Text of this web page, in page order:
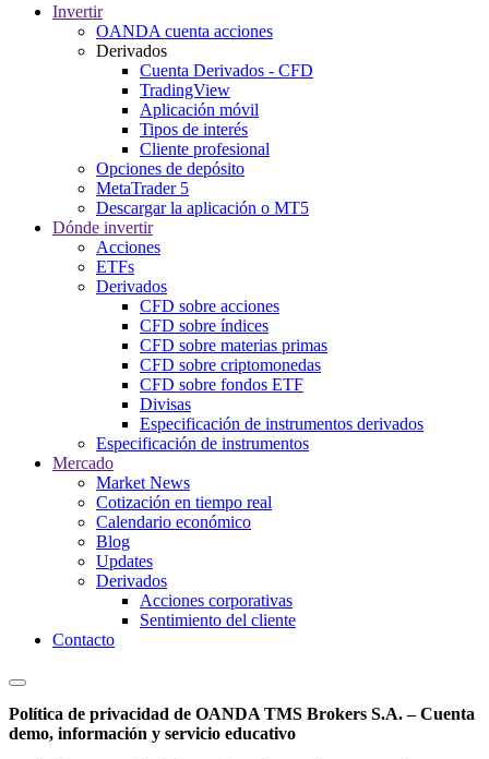
Invertir
OANDA cuenta acciones
Derivados
Cuenta Derivados - CFD
TradingView
Aplicación móvil
Tipos de interés
Cliente profesional
Opciones de depósito
MetaTrader 5
Descargar la aplicación o MT5
Dónde invertir
Acciones
ETFs
Derivados
CFD sobre acciones
CFD sobre índices
CFD sobre materias primas
CFD sobre criptomonedas
CFD sobre fondos ETF
Divisas
Especificación de instrumentos derivados
Especificación de instrumentos
Mercado
Market News
Cotización en tiempo real
Calendario económico
Blog
Updates
Derivados
Acciones corporativas
Sentimiento del cliente
Contacto
Política de privacidad de OANDA TMS Brokers S.A. – Cuenta
demo, información y servicio educativo